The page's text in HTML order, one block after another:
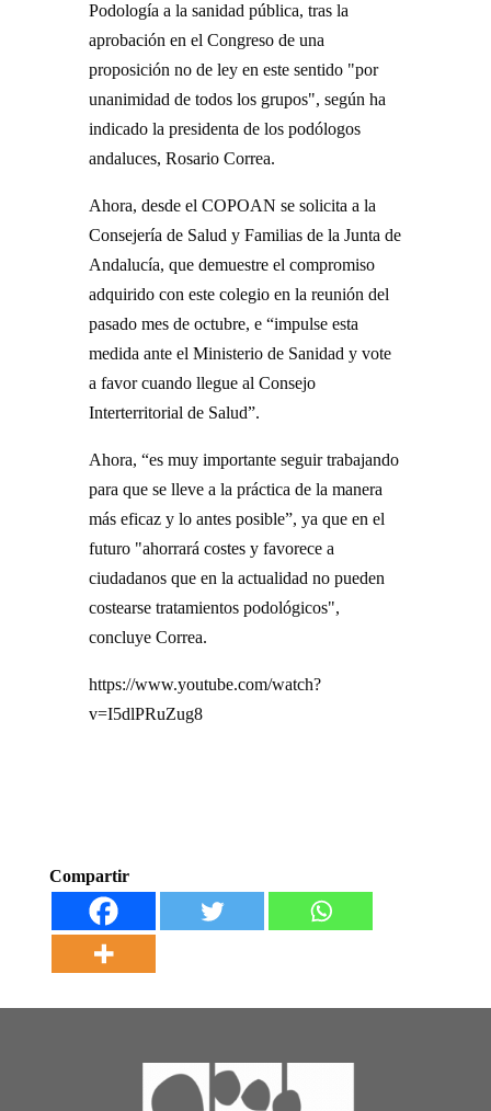
Podología a la sanidad pública, tras la
aprobación en el Congreso de una
proposición no de ley en este sentido "por
unanimidad de todos los grupos", según ha
indicado la presidenta de los podólogos
andaluces, Rosario Correa.
Ahora, desde el COPOAN se solicita a la
Consejería de Salud y Familias de la Junta de
Andalucía, que demuestre el compromiso
adquirido con este colegio en la reunión del
pasado mes de octubre, e “impulse esta
medida ante el Ministerio de Sanidad y vote
a favor cuando llegue al Consejo
Interterritorial de Salud”.
Ahora, “es muy importante seguir trabajando
para que se lleve a la práctica de la manera
más eficaz y lo antes posible”, ya que en el
futuro "ahorrará costes y favorece a
ciudadanos que en la actualidad no pueden
costearse tratamientos podológicos",
concluye Correa.
https://www.youtube.com/watch?
v=I5dlPRuZug8
Compartir